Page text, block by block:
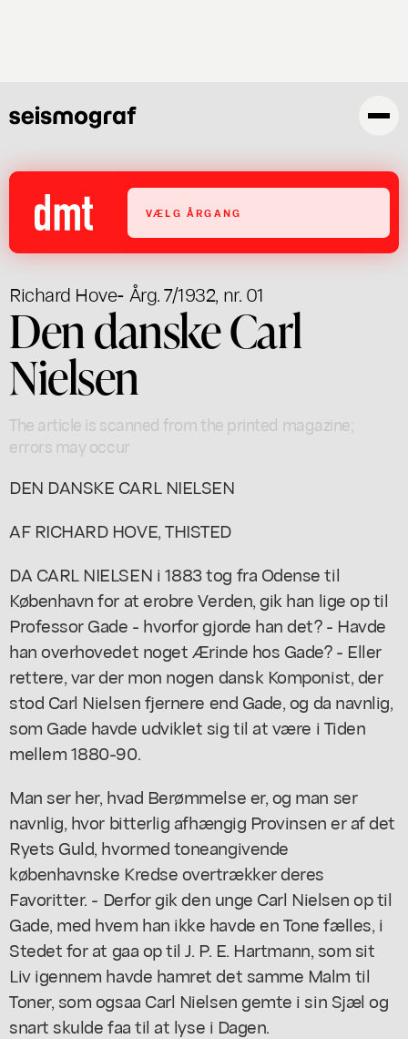
VÆLG ÅRGANG
Richard Hove- Årg. 7/1932, nr. 01
Den danske Carl
Nielsen
The article is scanned from the printed magazine;
errors may occur
DEN DANSKE CARL NIELSEN
AF RICHARD HOVE, THISTED
DA CARL NIELSEN i 1883 tog fra Odense til
København for at erobre Verden, gik han lige op til
Professor Gade - hvorfor gjorde han det? - Havde
han overhovedet noget Ærinde hos Gade? - Eller
rettere, var der mon nogen dansk Komponist, der
stod Carl Nielsen fjernere end Gade, og da navnlig,
som Gade havde udviklet sig til at være i Tiden
mellem 1880-90.
Man ser her, hvad Berømmelse er, og man ser
navnlig, hvor bitterlig afhængig Provinsen er af det
Ryets Guld, hvormed toneangivende
københavnske Kredse overtrækker deres
Favoritter. - Derfor gik den unge Carl Nielsen op til
Gade, med hvem han ikke havde en Tone fælles, i
Stedet for at gaa op til J. P. E. Hartmann, som sit
Liv igennem havde hamret det samme Malm til
Toner, som ogsaa Carl Nielsen gemte i sin Sjæl og
snart skulde faa til at lyse i Dagen.